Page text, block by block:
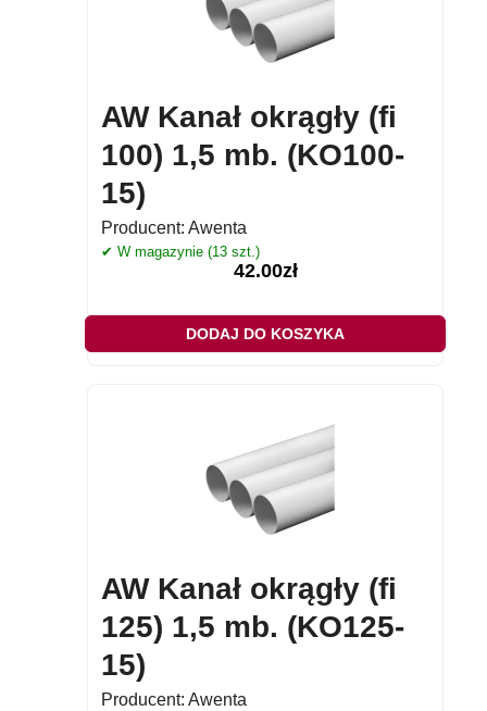
AW Kanał okrągły (fi
100) 1,5 mb. (KO100-
15)
Producent: Awenta
✔ W magazynie (13 szt.)
42.00zł
DODAJ DO KOSZYKA
AW Kanał okrągły (fi
125) 1,5 mb. (KO125-
15)
Producent: Awenta